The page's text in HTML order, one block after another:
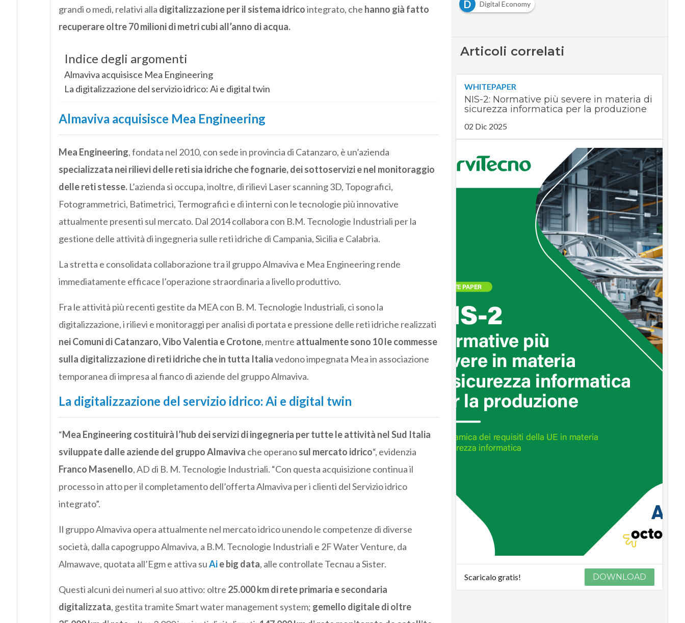
grandi o medi, relativi alla digitalizzazione per il sistema idricointegrato, che hanno già fatto
recuperare oltre 70 milioni di metri cubi all’anno di acqua.
Indice degli argomenti
Almaviva acquisisce Mea Engineering
La digitalizzazione del servizio idrico: Ai e digital twin
Almaviva acquisisce Mea Engineering
Mea Engineering, fondata nel 2010, con sede in provincia di Catanzaro, è un’azienda
specializzata nei rilievi delle reti sia idriche che fognarie, dei sottoservizi e nel monitoraggio
delle reti stesse.L’azienda si occupa, inoltre, di rilievi Laser scanning 3D, Topografici,
Fotogrammetrici, Batimetrici, Termografici e di interni con le tecnologie più innovative
attualmente presenti sul mercato. Dal 2014 collabora con B.M. Tecnologie Industriali per la
gestione delle attività di ingegneria sulle reti idriche di Campania, Sicilia e Calabria.
La stretta e consolidata collaborazione tra il gruppo Almaviva e Mea Engineering rende
immediatamente efficace l’operazione straordinaria a livello produttivo.
Fra le attività più recenti gestite da MEA con B. M. Tecnologie Industriali, ci sono la
digitalizzazione, i rilievi e monitoraggi per analisi di portata e pressione delle reti idriche realizzati
nei Comuni di Catanzaro, Vibo Valentia e Crotone, mentre attualmente sono 10 le commesse
sulla digitalizzazione di reti idriche che in tutta Italiavedono impegnata Mea in associazione
temporanea di impresa al fianco di aziende del gruppo Almaviva.
La digitalizzazione del servizio idrico: Ai e digital twin
“Mea Engineering costituirà l’hub dei servizi di ingegneria per tutte le attività nel Sud Italia
sviluppate dalle aziende del gruppo Almaviva che operanosul mercato idrico“, evidenzia
Franco Masenello, AD di B. M. Tecnologie Industriali. “Con questa acquisizione continua il
processo in atto per il completamento dell’offerta Almaviva per i clienti del Servizio idrico
integrato”.
Il gruppo Almaviva opera attualmente nel mercato idrico unendo le competenze di diverse
società, dalla capogruppo Almaviva, a B.M. Tecnologie Industriali e 2F Water Venture, da
Almawave, quotata all’Egm e attiva suAie big data, alle controllate Tecnau a Sister.
Questi alcuni dei numeri al suo attivo: oltre 25.000 km di rete primaria e secondaria
digitalizzata, gestita tramite Smart water management system; gemello digitale di oltre
D
Digital Economy
Articoli correlati
WHITEPAPER
NIS-2: Normative più severe in materia di
sicurezza informatica per la produzione
02 Dic 2025
Scaricalo gratis! DOWNLOAD